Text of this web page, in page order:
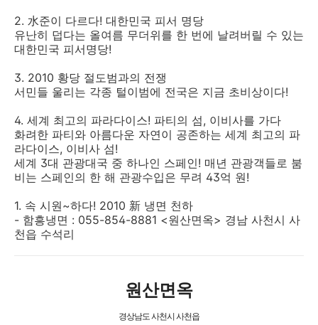
2. 水준이 다르다! 대한민국 피서 명당
유난히 덥다는 올여름 무더위를 한 번에 날려버릴 수 있는
대한민국 피서명당!
3. 2010 황당 절도범과의 전쟁
서민들 울리는 각종 털이범에 전국은 지금 초비상이다!
4. 세계 최고의 파라다이스! 파티의 섬, 이비사를 가다
화려한 파티와 아름다운 자연이 공존하는 세계 최고의 파
라다이스, 이비사 섬!
세계 3대 관광대국 중 하나인 스페인! 매년 관광객들로 붐
비는 스페인의 한 해 관광수입은 무려 43억 원!
1. 속 시원~하다! 2010 新 냉면 천하
- 함흥냉면 : 055-854-8881 <원산면옥> 경남 사천시 사
천읍 수석리